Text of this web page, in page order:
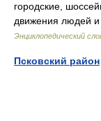
городские,
движения людей
Энциклопедический
Псковский район